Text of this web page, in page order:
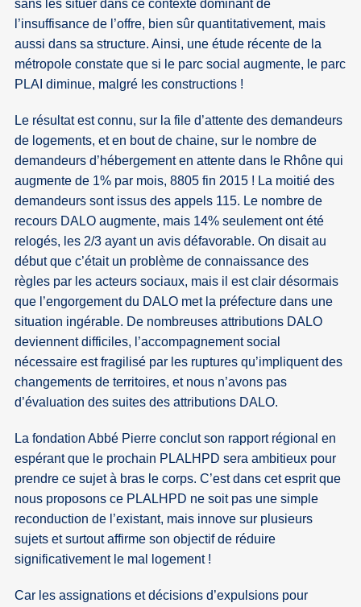
sans les situer dans ce contexte dominant de
l’insuffisance de l’offre, bien sûr quantitativement, mais
aussi dans sa structure. Ainsi, une étude récente de la
métropole constate que si le parc social augmente, le parc
PLAI diminue, malgré les constructions !
Le résultat est connu, sur la file d’attente des demandeurs
de logements, et en bout de chaine, sur le nombre de
demandeurs d’hébergement en attente dans le Rhône qui
augmente de 1% par mois, 8805 fin 2015 ! La moitié des
demandeurs sont issus des appels 115. Le nombre de
recours DALO augmente, mais 14% seulement ont été
relogés, les 2/3 ayant un avis défavorable. On disait au
début que c’était un problème de connaissance des
règles par les acteurs sociaux, mais il est clair désormais
que l’engorgement du DALO met la préfecture dans une
situation ingérable. De nombreuses attributions DALO
deviennent difficiles, l’accompagnement social
nécessaire est fragilisé par les ruptures qu’impliquent des
changements de territoires, et nous n’avons pas
d’évaluation des suites des attributions DALO.
La fondation Abbé Pierre conclut son rapport régional en
espérant que le prochain PLALHPD sera ambitieux pour
prendre ce sujet à bras le corps. C’est dans cet esprit que
nous proposons ce PLALHPD ne soit pas une simple
reconduction de l’existant, mais innove sur plusieurs
sujets et surtout affirme son objectif de réduire
significativement le mal logement !
Car les assignations et décisions d’expulsions pour